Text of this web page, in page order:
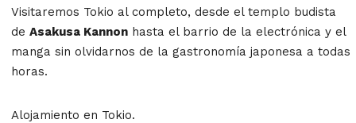
Visitaremos Tokio al completo, desde el templo budista
de Asakusa Kannon hasta el barrio de la electrónica y el
manga sin olvidarnos de la gastronomía japonesa a todas
horas.
Alojamiento en Tokio.